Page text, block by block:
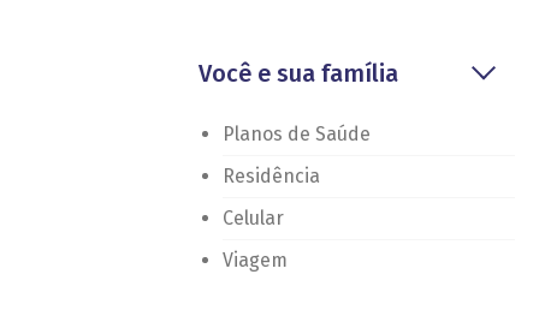
Você e sua família
Planos de Saúde
Residência
Celular
Viagem